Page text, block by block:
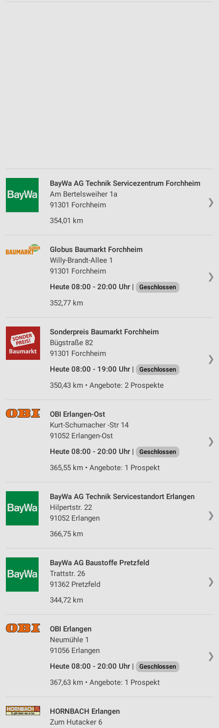
❯
BayWa AG Technik Servicezentrum Forchheim
Am Bertelsweiher 1a
91301 Forchheim
354,01 km
❯
Globus Baumarkt Forchheim
Willy-Brandt-Allee 1
91301 Forchheim
Heute 08:00 - 20:00 Uhr |
Geschlossen
352,77 km
❯
Sonderpreis Baumarkt Forchheim
Bügstraße 82
91301 Forchheim
Heute 08:00 - 19:00 Uhr |
Geschlossen
350,43 km • Angebote: 2 Prospekte
❯
OBI Erlangen-Ost
Kurt-Schumacher -Str 14
91052 Erlangen-Ost
Heute 08:00 - 20:00 Uhr |
Geschlossen
365,55 km • Angebote: 1 Prospekt
❯
BayWa AG Technik Servicestandort Erlangen
Hilpertstr. 22
91052 Erlangen
366,75 km
❯
BayWa AG Baustoffe Pretzfeld
Trattstr. 26
91362 Pretzfeld
344,72 km
❯
OBI Erlangen
Neumühle 1
91056 Erlangen
Heute 08:00 - 20:00 Uhr |
Geschlossen
367,63 km • Angebote: 1 Prospekt
HORNBACH Erlangen
Zum Hutacker 6